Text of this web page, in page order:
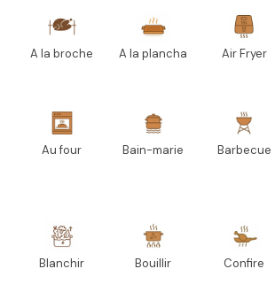
A la broche A la plancha Air Fryer
Au four Bain-marie Barbecue
Blanchir Bouillir Confire